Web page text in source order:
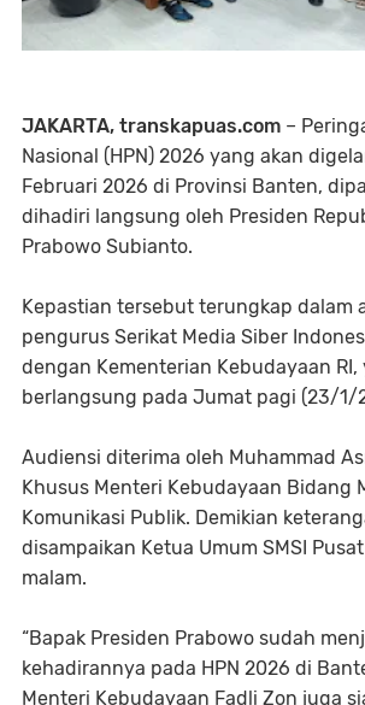
JAKARTA, transkapuas.com –
Nasional (HPN) 2026 yang akan
Februari 2026 di Provinsi Banten,
dihadiri langsung oleh Presiden
Prabowo Subianto.
Kepastian tersebut terungkap dalam
pengurus Serikat Media Siber
dengan Kementerian Kebudayaan RI,
berlangsung pada Jumat pagi (23/1/
Audiensi diterima oleh Muhammad
Khusus Menteri Kebudayaan Bidang
Komunikasi Publik. Demikian
disampaikan Ketua Umum SMSI
malam.
“Bapak Presiden Prabowo sudah
kehadirannya pada HPN 2026 di
Menteri Kebudayaan Fadli Zon juga